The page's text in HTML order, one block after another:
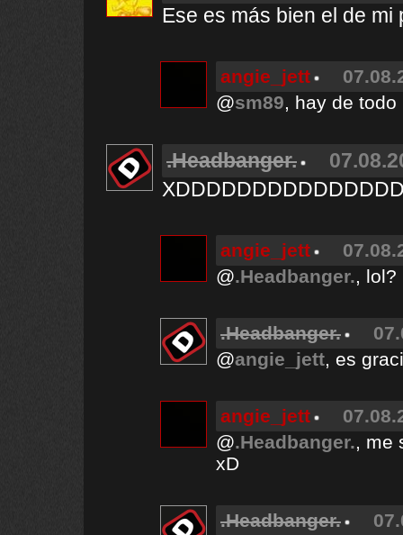
Ese es más bien el de mi
angie_jett
@sm89, hay de todo
.Headbanger.
angie_jett
@.Headbanger., lol?
.Headbanger.
@angie_jett, es
angie_jett
@.Headbanger., me
xD
.Headbanger.